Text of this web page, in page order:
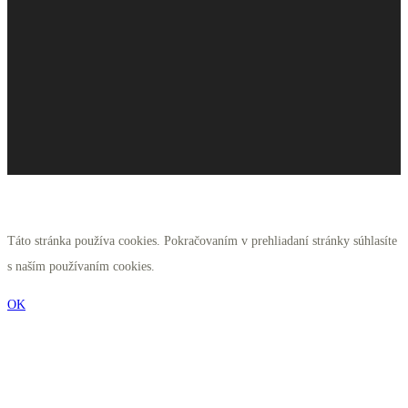
Táto stránka používa cookies. Pokračovaním v prehliadaní stránky súhlasíte
s naším používaním cookies.
OK